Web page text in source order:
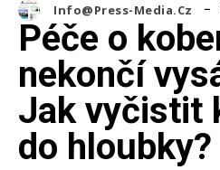
Info@press-Media.cz
Péče o
nekončí
Jak vyčistit
do hloubky?